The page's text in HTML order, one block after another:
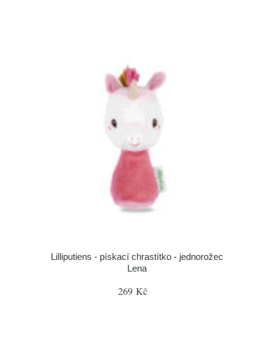
Lilliputiens - pískací chrastítko - jednorožec
Lena
269 Kč